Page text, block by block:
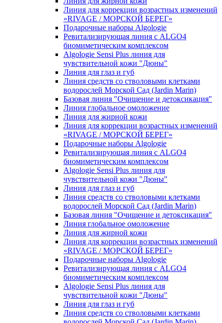
Линия для коррекции возрастных изменений
«RIVAGE / МОРСКОЙ БЕРЕГ»
Подарочные наборы Algologie
Ревитализирующая линия с ALGO4
биомиметическим комплексом
Algologie Sensi Plus линия для
чувcтвительной кожи "Дюны"
Линия для глаз и губ
Линия средств со стволовыми клетками
водорослей Морской Сад (Jardin Marin)
Базовая линия "Очищение и детоксикация"
Линия глобальное омоложение
Линия для жирной кожи
Линия для коррекции возрастных изменений
«RIVAGE / МОРСКОЙ БЕРЕГ»
Подарочные наборы Algologie
Ревитализирующая линия с ALGO4
биомиметическим комплексом
Algologie Sensi Plus линия для
чувcтвительной кожи "Дюны"
Линия для глаз и губ
Линия средств со стволовыми клетками
водорослей Морской Сад (Jardin Marin)
Базовая линия "Очищение и детоксикация"
Линия глобальное омоложение
Линия для жирной кожи
Линия для коррекции возрастных изменений
«RIVAGE / МОРСКОЙ БЕРЕГ»
Подарочные наборы Algologie
Ревитализирующая линия с ALGO4
биомиметическим комплексом
Algologie Sensi Plus линия для
чувcтвительной кожи "Дюны"
Линия для глаз и губ
Линия средств со стволовыми клетками